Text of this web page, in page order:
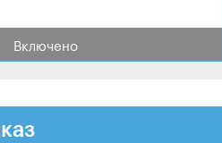
Включено